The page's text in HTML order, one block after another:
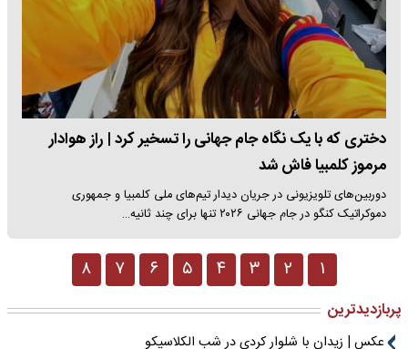
دختری که با یک نگاه جام جهانی را تسخیر کرد | راز هوادار
مرموز کلمبیا فاش شد
دوربین‌های تلویزیونی در جریان دیدار تیم‌های ملی کلمبیا و جمهوری
دموکراتیک کنگو در جام جهانی ۲۰۲۶ تنها برای چند ثانیه…
۱ ۲ ۳ ۴ ۵ ۶ ۷ ۸
پربازدیدترین
عکس | زیدان با شلوار کردی در شب الکلاسیکو